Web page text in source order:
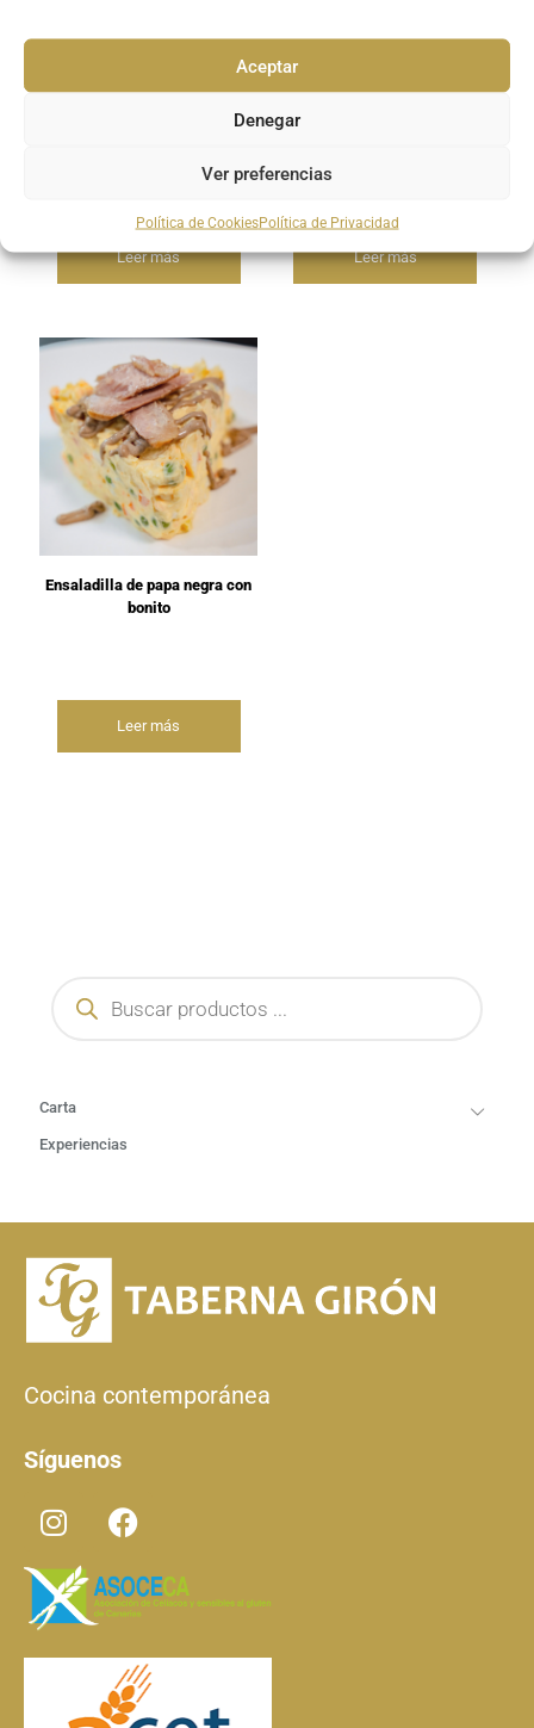
Aceptar
Denegar
Ver preferencias
Política de CookiesPolítica de Privacidad
Leer más Leer más
Ensaladilla de papa negra con
bonito
Leer más
Carta
Experiencias
Cocina contemporánea
Síguenos